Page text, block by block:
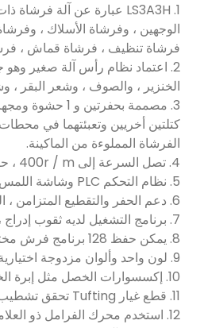
الوجهين ، وفرشاة الأسلاك ،
فرشاة تنظيف ، فرشاة قماش ،
2. اعتماد نظام رأس آلة صغير
الخنزير ، والصوف ، وشعر البقر ،
كتلتين أخريين وتعبئتهما في
الفرشاة المملوءة من الماكينة.
4. تصل السرعة إلى 400r / m ، حتى 5-6 ثقوب في الثانية.
5. نظام التحكم PLC وشاشة اللمس ، إصدار متعدد اللغات ، مثل الصينية والإنجليزية والإسبانية ، عملية مرنة ومريحة.
6. دعم الحفر والتقطيع المتزامن ، الحفر فقط ، الخصلة فقط ، وأنماط المعالجة الأخرى.
7. برنامج التشغيل لديه ثقوب إدراج ، تقسيم ، إزاحة ، كتلة نقل ، نسخ كتلة ووظائف توسعة أخرى ، عملية مرنة ومريحة.
8. يمكن حفظ 128 برنامج فرش مختلف ، ودعم USB خارجي.
9. لون واحد وألوان مزدوجة اختيارية.
10. إكسسوارات الخصل مثل إبرة الخصل ، القالب المقعر ، القالب المحدب ، إلخ ، هي تصاميم موحدة ، وتحقق تشطيب متعدد العمليات ، جميل ودائم. سهل الإصلاح والاستبدال أيضًا.
11. قطع غيار Tufting تحقق تشطيب متعدد العمليات ، جميل ودائم.
12. استخدم محرك الفرامل ذو العلامة التجارية الإيطالية ، محرك ومحرك سيرفو Delta أو YASKAWA ، محمل العلامة التجارية المستورد ، مرحل Schneider ، ومكونات أخرى ذات نوعية جيدة.